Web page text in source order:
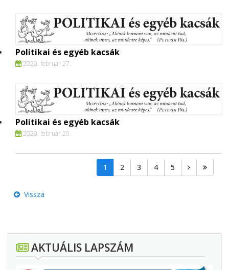
Politikai és egyéb kacsák
2020. február 27.
Politikai és egyéb kacsák
2020. február 20.
1 2 3 4 5
Vissza
AKTUÁLIS LAPSZÁM